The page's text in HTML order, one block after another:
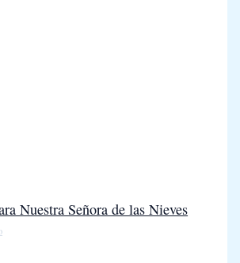
Nuestra Señora de las Nieves